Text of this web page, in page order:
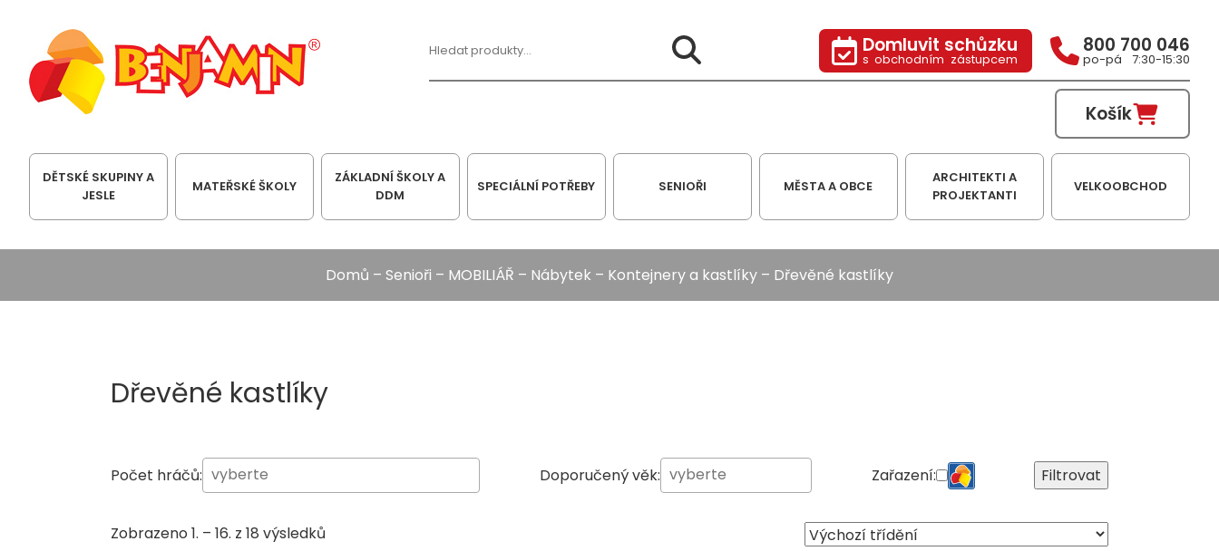
Domluvit schůzku
s obchodním zástupcem
800 700 046
po-pá 7:30-15:30
Hledat:
Košík
DĚTSKÉ SKUPINY A
JESLE
MATEŘSKÉ ŠKOLY
ZÁKLADNÍ ŠKOLY A
DDM
SPECIÁLNÍ POTŘEBY SENIOŘI MĚSTA A OBCE
ARCHITEKTI A
PROJEKTANTI
VELKOOBCHOD
Domů – Senioři – MOBILIÁŘ – Nábytek – Kontejnery a kastlíky – Dřevěné kastlíky
Dřevěné kastlíky
Počet hráčů: Doporučený věk: Zařazení: Filtrovat
Zobrazeno 1. – 16. z 18 výsledků